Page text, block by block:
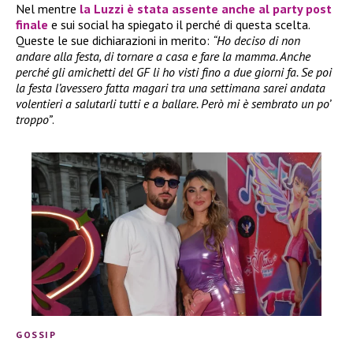
Nel mentre la Luzzi è stata assente anche al party post
finale e sui social ha spiegato il perché di questa scelta.
Queste le sue dichiarazioni in merito: “Ho deciso di non
andare alla festa, di tornare a casa e fare la mamma. Anche
perché gli amichetti del GF li ho visti fino a due giorni fa. Se poi
la festa l’avessero fatta magari tra una settimana sarei andata
volentieri a salutarli tutti e a ballare. Però mi è sembrato un po’
troppo”.
GOSSIP